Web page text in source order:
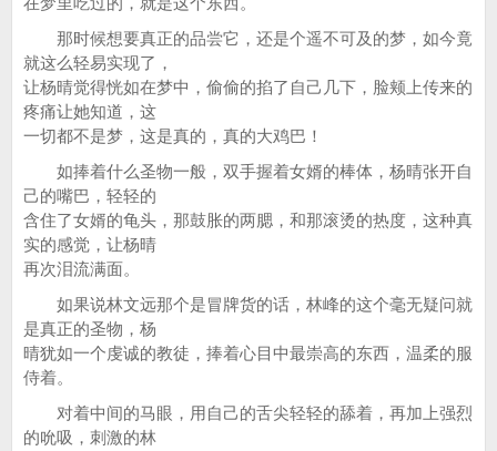
那时候想要真正的品尝它，还是个遥不可及的梦，如今竟
就这么轻易实现了，
让杨晴觉得恍如在梦中，偷偷的掐了自己几下，脸颊上传来的
疼痛让她知道，这
一切都不是梦，这是真的，真的大鸡巴！
如捧着什么圣物一般，双手握着女婿的棒体，杨晴张开自
己的嘴巴，轻轻的
含住了女婿的龟头，那鼓胀的两腮，和那滚烫的热度，这种真
实的感觉，让杨晴
再次泪流满面。
如果说林文远那个是冒牌货的话，林峰的这个毫无疑问就
是真正的圣物，杨
晴犹如一个虔诚的教徒，捧着心目中最崇高的东西，温柔的服
侍着。
对着中间的马眼，用自己的舌尖轻轻的舔着，再加上强烈
的吮吸，刺激的林